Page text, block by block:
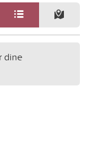
dine